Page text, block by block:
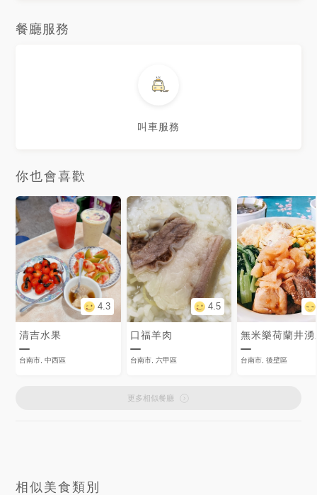
餐廳服務
叫車服務
你也會喜歡
4.3
清吉水果
台南市, 中西區
4.5
口福羊肉
台南市, 六甲區 台南市, 後壁區
更多相似餐廳
相似美食類別